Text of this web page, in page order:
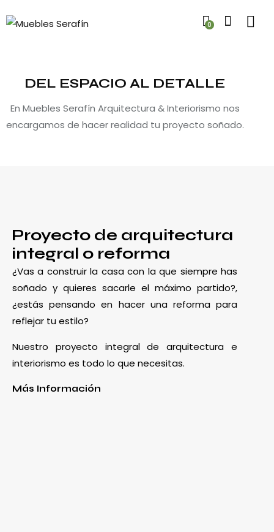
0
DEL ESPACIO AL DETALLE
En Muebles Serafín Arquitectura & Interiorismo nos
encargamos de hacer realidad tu proyecto soñado.
Proyecto de arquitectura
integral o reforma
¿Vas a construir la casa con la que siempre has
soñado y quieres sacarle el máximo partido?,
¿estás pensando en hacer una reforma para
reflejar tu estilo?
Nuestro proyecto integral de arquitectura e
interiorismo es todo lo que necesitas.
Más Información